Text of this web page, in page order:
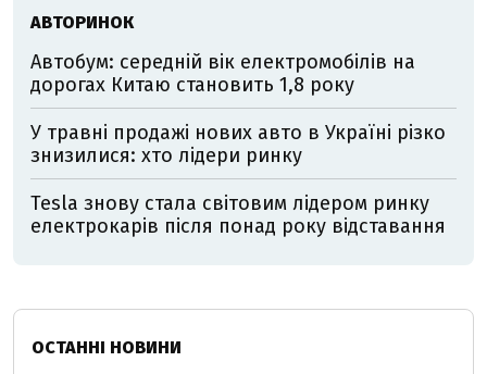
АВТОРИНОК
Автобум: середній вік електромобілів на
дорогах Китаю становить 1,8 року
У травні продажі нових авто в Україні різко
знизилися: хто лідери ринку
Tesla знову стала світовим лідером ринку
електрокарів після понад року відставання
ОСТАННІ НОВИНИ